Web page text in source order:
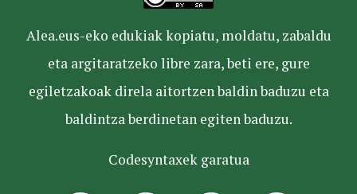
Alea.eus-eko edukiak kopiatu, moldatu, zabaldu
eta argitaratzeko libre zara, beti ere, gure
egiletzakoak direla aitortzen baldin baduzu eta
baldintza berdinetan egiten baduzu.
Codesyntaxek garatua